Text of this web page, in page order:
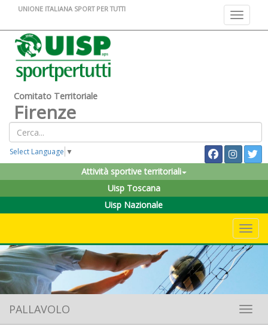
Toggle
UNIONE ITALIANA SPORT PER TUTTI
Comitato Territoriale
Firenze
Select Language ▼
Attività sportive territoriali
Uisp Toscana
Uisp Nazionale
PALLAVOLO